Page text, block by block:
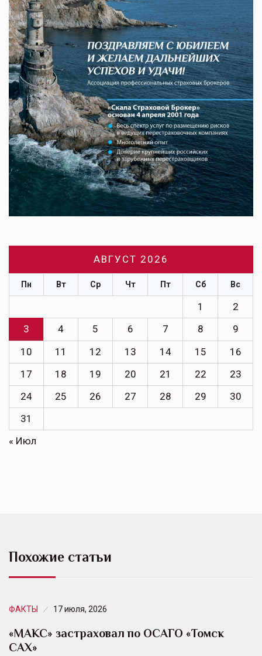
АВГУСТ 2026
Пн Вт Ср Чт Пт Сб Вс
1
2
3
4 5 6 7 8
9
10
11 12 13 14 15
16
17
18 19 20 21 22
23
24
25 26 27 28 29
30
31
« Июл
Похожие статьи
ФАКТЫ 17 июля, 2026
«МАКС» застраховал по ОСАГО «Томск
САХ»